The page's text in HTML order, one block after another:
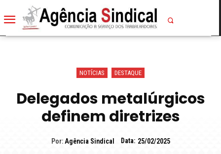
NOTÍCIAS DESTAQUE
Delegados metalúrgicos
definem diretrizes
Por: Agência Sindical Data: 25/02/2025